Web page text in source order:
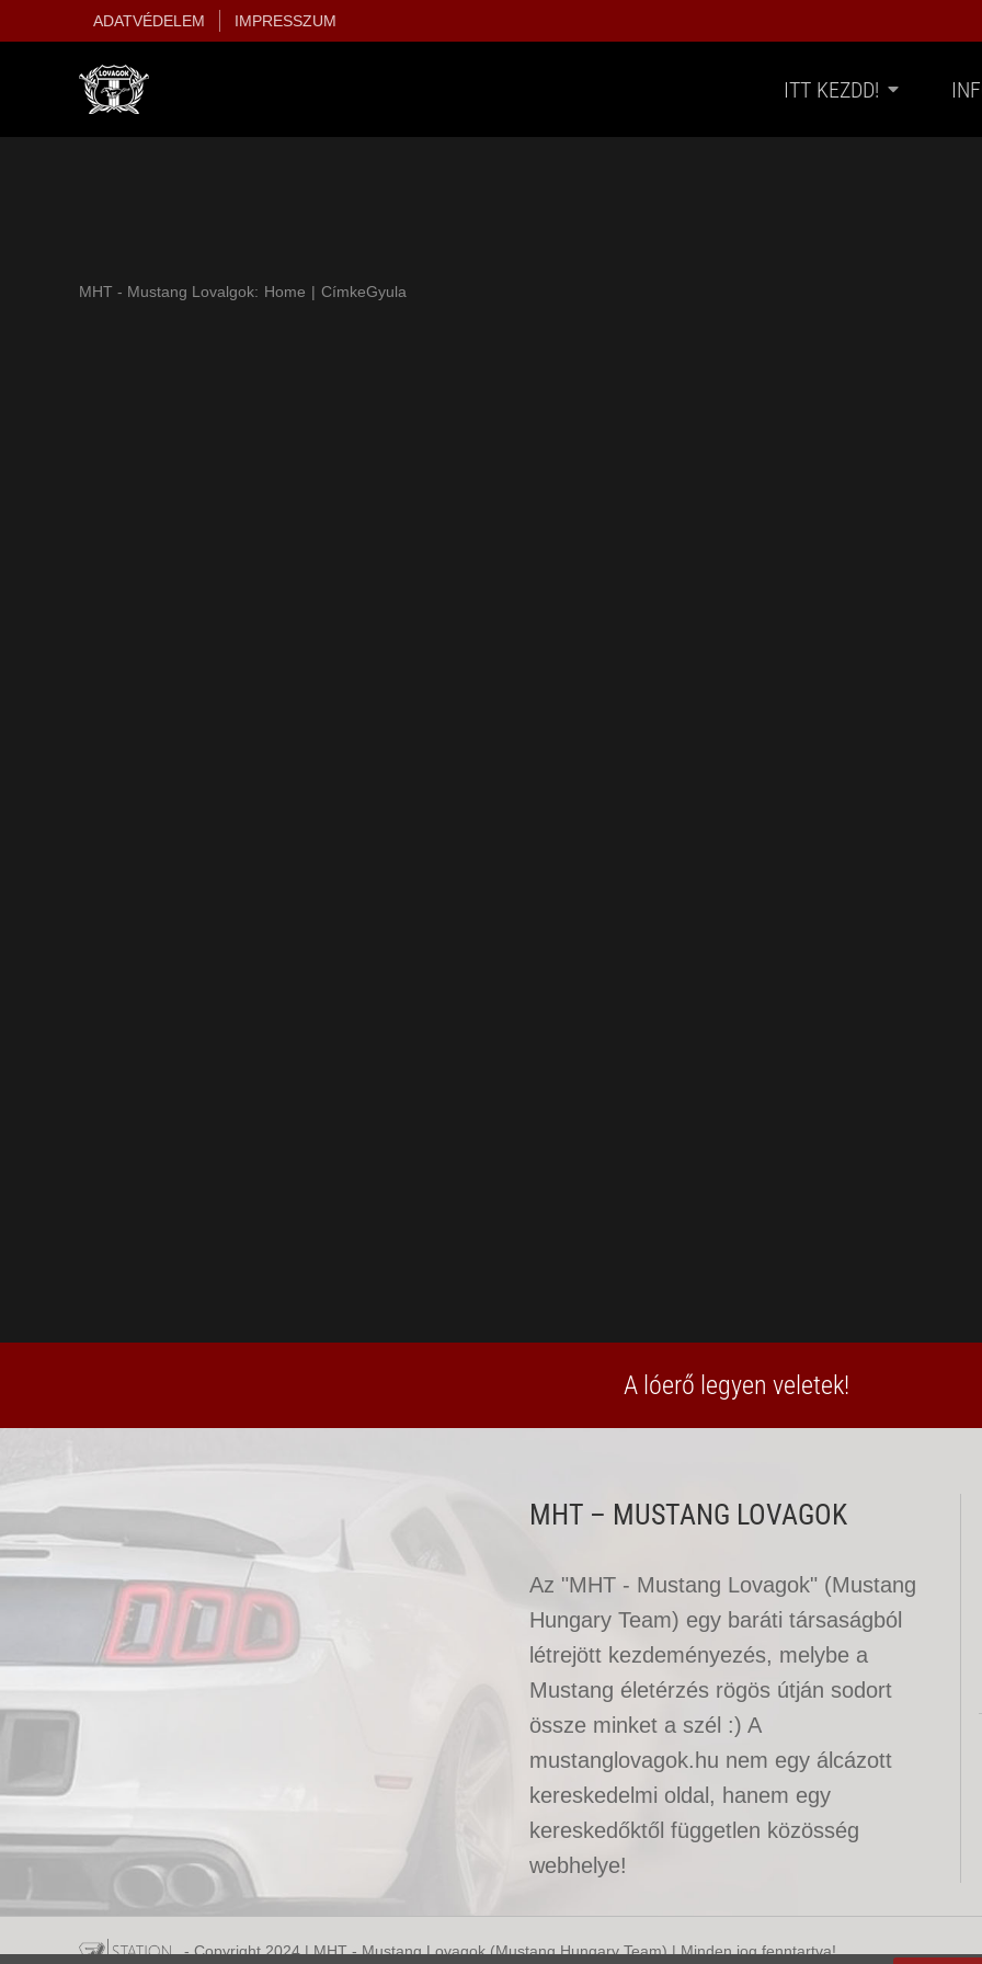
ADATVÉDELEM IMPRESSZUM
ITT KEZDD!
MHT - Mustang Lovalgok: Home CímkeGyula
A lóerő legyen veletek!
MHT – MUSTANG LOVAGOK
Az "MHT - Mustang Lovagok" (Mustang
Hungary Team) egy baráti társaságból
létrejött kezdeményezés, melybe a
Mustang életérzés rögös útján sodort
össze minket a szél :) A
mustanglovagok.hu nem egy álcázott
kereskedelmi oldal, hanem egy
kereskedőktől független közösség
webhelye!
- Copyright 2024 | MHT - Mustang Lovagok (Mustang Hungary Team) | Minden jog fenntartva!